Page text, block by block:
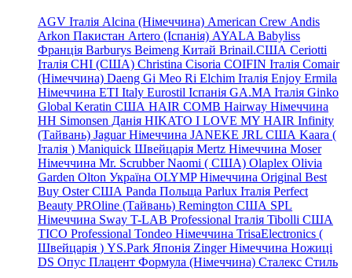
AGV Італія Alcina (Німеччина) American Crew Andis
Arkon Пакистан Artero (Іспанія) AYALA Babyliss
Франція Barburys Beimeng Китай Brinail.США Ceriotti
Італія CHI (США) Christina Cisoria COIFIN Італія Comair
(Німеччина) Daeng Gi Meo Ri Elchim Італія Enjoy Ermila
Німеччина ETI Italy Eurostil Іспанія GA.MA Італія Ginko
Global Keratin США HAIR COMB Hairway Німеччина
HH Simonsen Данія HIKATO I LOVE MY HAIR Infinity
(Тайвань) Jaguar Німеччина JANEKE JRL США Kaara (
Італія ) Maniquick Швейцарія Mertz Німеччина Moser
Німеччина Mr. Scrubber Naomi ( США) Olaplex Olivia
Garden Olton Україна OLYMP Німеччина Original Best
Buy Oster США Panda Польща Parlux Італія Perfect
Beauty PROline (Тайвань) Remington США SPL
Німеччина Sway T-LAB Professional Італія Tibolli США
TICO Professional Tondeo Німеччина TrisaElectronics (
Швейцарія ) YS.Park Японія Zinger Німеччина Ножиці
DS Опус Плацент Формула (Німеччина) Сталекс Стиль